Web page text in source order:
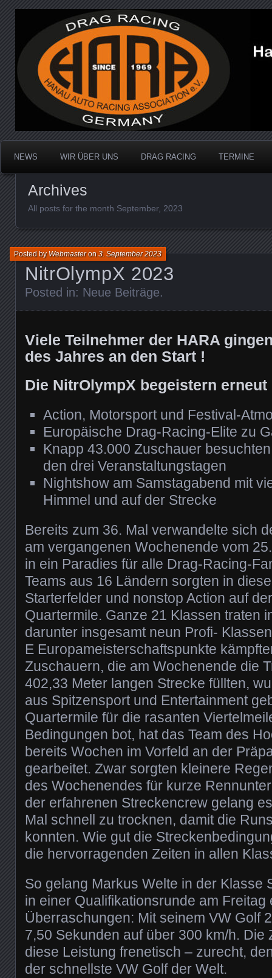
Hanau Auto Racing
Dragracing auf der 1/4 Meile
NEWS WIR ÜBER UNS DRAG RACING TERMINE
Archives
All posts for the month September, 2023
NitrOlympX 2023
Posted byWebmasteron3. September 2023
Posted in: Neue Beiträge.
Viele Teilnehmer der HARA
des Jahres an den Start !
Die NitrOlympX begeistern
Action, Motorsport und Festival-
Europäische Drag-Racing-Elite zu
Knapp 43.000 Zuschauer
den drei Veranstaltungstagen
Nightshow am Samstagabend mit
Himmel und auf der Strecke
Bereits zum 36. Mal verwandelte sich
am vergangenen Wochenende vom
in ein Paradies für alle Drag-Racing-
Teams aus 16 Ländern sorgten in
Starterfelder und nonstop Action auf
Quartermile. Ganze 21 Klassen traten
darunter insgesamt neun Profi-
E Europameisterschaftspunkte
Zuschauern, die am Wochenende die
402,33 Meter langen Strecke füllten,
aus Spitzensport und Entertainment
Quartermile für die rasanten
Bedingungen bot, hat das Team des
bereits Wochen im Vorfeld an der
gearbeitet. Zwar sorgten kleinere
des Wochenendes für kurze
der erfahrenen Streckencrew gelang
Mal schnell zu trocknen, damit die
konnten. Wie gut die
die hervorragenden Zeiten in allen
So gelang Markus Welte in der Klasse
in einer Qualifikationsrunde am Freitag
Überraschungen: Mit seinem VW Golf
7,50 Sekunden auf über 300 km/h. Die
diese Leistung frenetisch – zurecht,
der schnellste VW Golf der Welt.